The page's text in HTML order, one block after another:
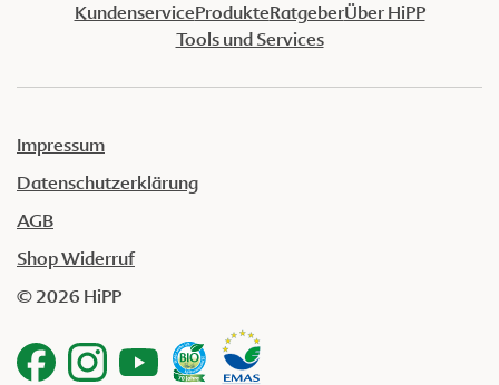
KundenserviceProdukteRatgeberÜber HiPP
Tools und Services
Impressum
Datenschutzerklärung
AGB
Shop Widerruf
© 2026 HiPP